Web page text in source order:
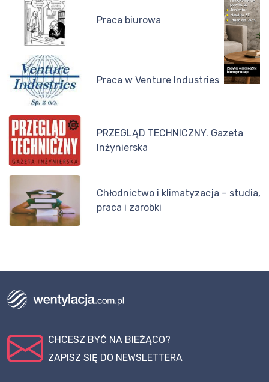
Praca biurowa
Praca w Venture Industries
PRZEGLĄD TECHNICZNY. Gazeta
Inżynierska
Chłodnictwo i klimatyzacja – studia,
praca i zarobki
CHCESZ BYĆ NA BIEŻĄCO?
ZAPISZ SIĘ DO NEWSLETTERA